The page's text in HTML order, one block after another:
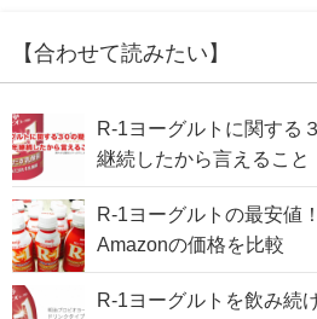
【合わせて読みたい】
R-1ヨーグルトに関する
継続したから言えること
R-1ヨーグルトの最安値
Amazonの価格を比較
R-1ヨーグルトを飲み続